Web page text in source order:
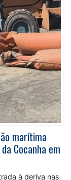
marítima
Cocanha em
à deriva nas